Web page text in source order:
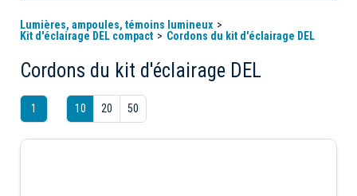
Lumières, ampoules, témoins lumineux
Kit d'éclairage DEL compact
Cordons du kit d'éclairage DEL
Cordons du kit d'éclairage DEL
1 10 20 50